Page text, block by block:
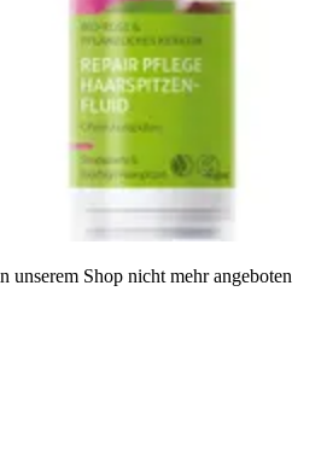
unserem Shop nicht mehr angeboten